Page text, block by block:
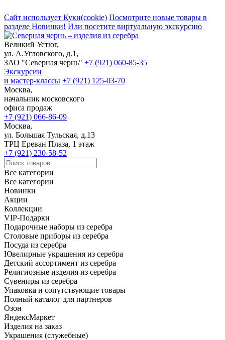
Сайт использует Куки(cookie) Посмотрите новые товары в
разделе Новинки! Или посетите виртуальную экскурсию
Великий Устюг,
ул. А.Угловского, д.1,
ЗАО "Северная чернь" +7 (921) 060-85-35
Экскурсии
и мастер-классы +7 (921) 125-03-70
Москва,
начальник московского
офиса продаж
+7 (921) 066-86-09
Москва,
ул. Большая Тульская, д.13
ТРЦ Ереван Плаза, 1 этаж
+7 (921) 230-58-52
Все категории
Все категории
Новинки
Акции
Коллекции
VIP-Подарки
Подарочные наборы из серебра
Столовые приборы из серебра
Посуда из серебра
Ювелирные украшения из серебра
Детский ассортимент из серебра
Религиозные изделия из серебра
Сувениры из серебра
Упаковка и сопутствующие товары
Полный каталог для партнеров
Озон
ЯндексМаркет
Изделия на заказ
Украшения (служебные)